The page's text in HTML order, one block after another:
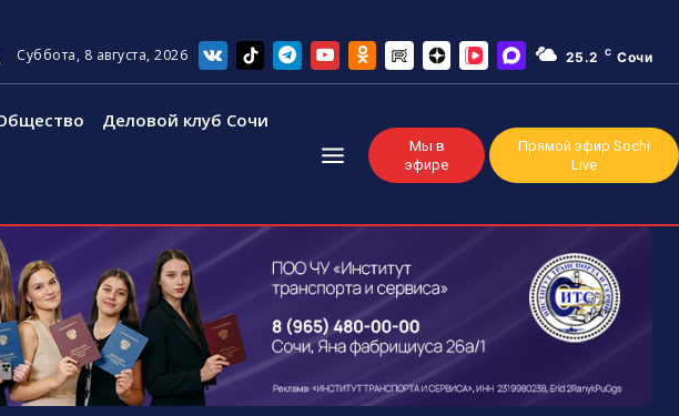
Суббота, 8 августа, 2026 25.2 C Сочи
Деловой клуб Сочи
Мы в
эфире
Прямой эфир Sochi
Live